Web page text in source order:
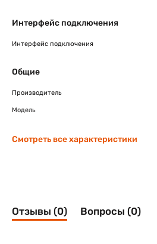
Интерфейс подключения
Интерфейс подключения
Общие
Производитель
Модель
Смотреть все характеристики
Отзывы (0) Вопросы (0)